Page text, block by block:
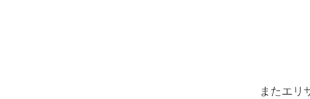
またエリ